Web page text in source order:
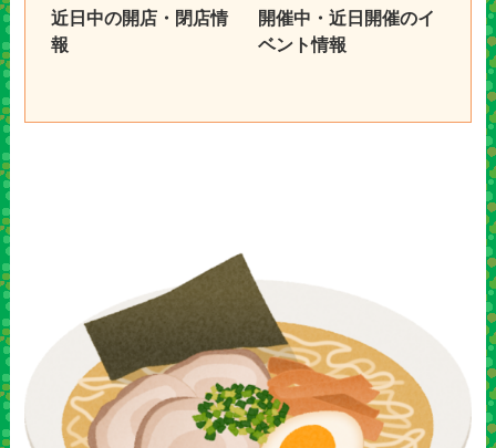
近日中の開店・閉店情
報
開催中・近日開催のイ
ベント情報